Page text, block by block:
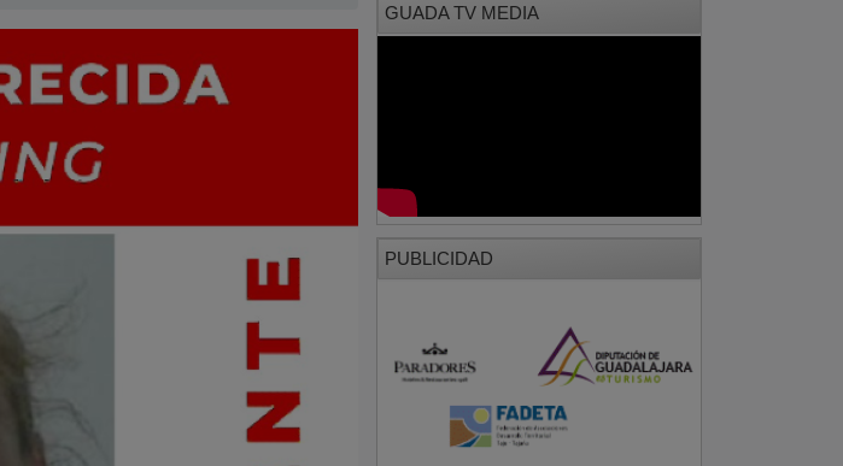
GUADA TV MEDIA
PUBLICIDAD